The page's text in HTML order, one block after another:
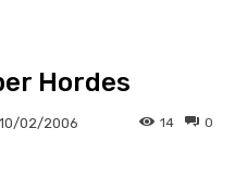
Hordes
10/02/2006 0
14